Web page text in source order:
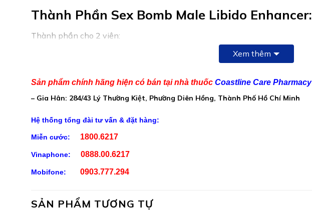
Thành Phần Sex Bomb Male Libido Enhancer:
Thành phần cho 2 viên:
Bột chiết xuất Maca (Lepldlum meyenll): 200 mg
Chiết xuất sâm ấn độ (Withanla Somnifera L): 200 mg
Chiết xuất ca cao (Theobroma cacao): 50 mg
Xem thêm
Sản phẩm chính hãng hiện có bán tại nhà thuốc Coastline Care Pharmacy
– Gia Hân: 284/43 Lý Thường Kiệt, Phường Diên Hồng, Thành Phố Hồ Chí Minh
Hệ thống tổng đài tư vấn & đặt hàng:
Miễn cước: 1800.6217
Vinaphone: 0888.00.6217
Mobifone: 0903.777.294
SẢN PHẨM TƯƠNG TỰ